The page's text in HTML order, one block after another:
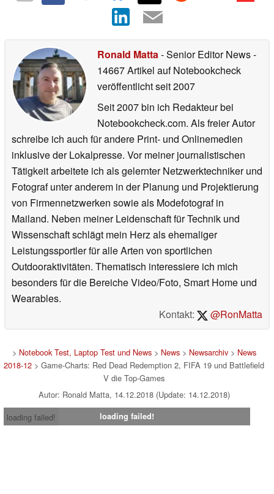
Ronald Matta- Senior Editor News-
14667 Artikel auf Notebookcheck
veröffentlichtseit 2007
Seit 2007 bin ich Redakteur bei
Notebookcheck.com. Als freier Autor
schreibe ich auch für andere Print- und Onlinemedien
inklusive der Lokalpresse. Vor meiner journalistischen
Tätigkeit arbeitete ich als gelernter Netzwerktechniker und
Fotograf unter anderem in der Planung und Projektierung
von Firmennetzwerken sowie als Modefotograf in
Mailand. Neben meiner Leidenschaft für Technik und
Wissenschaft schlägt mein Herz als ehemaliger
Leistungssportler für alle Arten von sportlichen
Outdooraktivitäten. Thematisch interessiere ich mich
besonders für die Bereiche Video/Foto, Smart Home und
Wearables.
Kontakt:
@RonMatta
> Notebook Test, Laptop Test und News> News> Newsarchiv> News
2018-12 > Game-Charts: Red Dead Redemption 2, FIFA 19 und Battlefield
V die Top-Games
Autor: Ronald Matta, 14.12.2018 (Update: 14.12.2018)
loading failed!
loading failed!